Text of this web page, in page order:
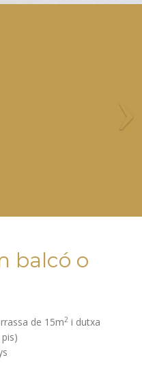
balcó o
de 15m2 i dutxa
pis)